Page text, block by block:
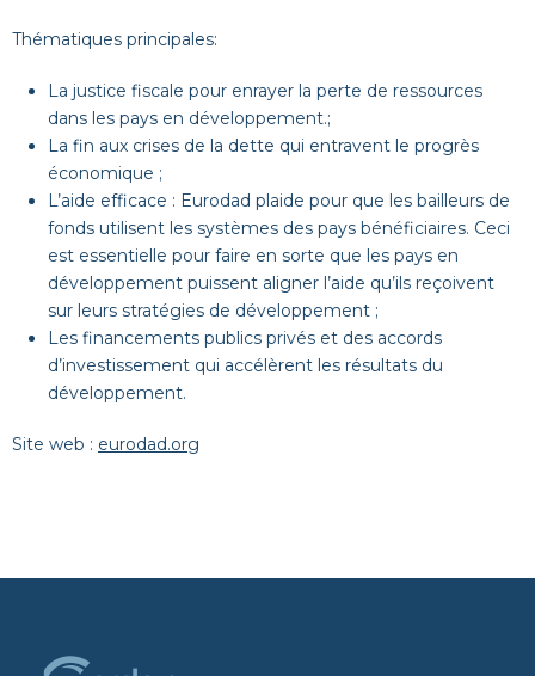
Thématiques principales:
La justice fiscale pour enrayer la perte de ressources
dans les pays en développement.;
La fin aux crises de la dette qui entravent le progrès
économique ;
L’aide efficace : Eurodad plaide pour que les bailleurs de
fonds utilisent les systèmes des pays bénéficiaires. Ceci
est essentielle pour faire en sorte que les pays en
développement puissent aligner l’aide qu’ils reçoivent
sur leurs stratégies de développement ;
Les financements publics privés et des accords
d’investissement qui accélèrent les résultats du
développement.
Site web : eurodad.org